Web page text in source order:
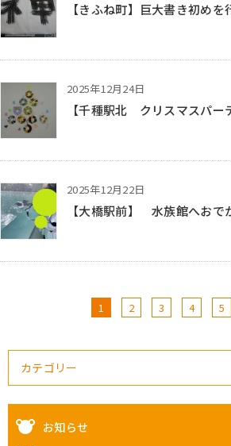
【きふね町】巨大書き初めを
【千種駅北 クリスマスパー
2025年12月24日
【大橋駅前】 水族館へお
2025年12月22日
1 2 3 4 5
カテゴリー
お知らせ